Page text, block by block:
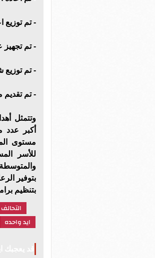
- تم توزيع
- تم تجهيز عرائس
- تم توزيع شنط
- تم تقديم منح
وتتمثل
أكبر عدد
مستوى
للأسر
بتوفير
بتنظيم
ايد واحده